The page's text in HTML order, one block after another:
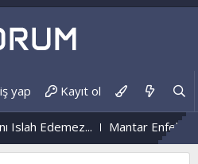
yap Kayıt ol
Edemez... Mantar